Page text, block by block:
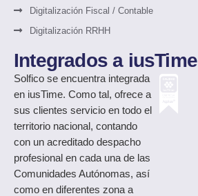
Digitalización Fiscal / Contable
Digitalización RRHH
Integrados a iusTime
Solfico se encuentra integrada
en iusTime. Como tal, ofrece a
sus clientes servicio en todo el
territorio nacional, contando
con un acreditado despacho
profesional en cada una de las
Comunidades Autónomas, así
como en diferentes zona a